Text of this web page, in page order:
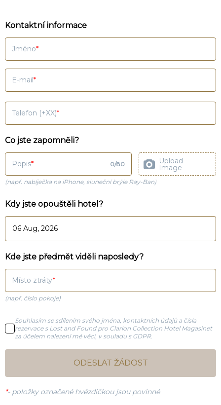
Kontaktní informace
Jméno
E-mail
Telefon (+XX)
Co jste zapomněli?
Popis 0/80 Upload
Image
(např. nabíječka na iPhone, sluneční brýle Ray-Ban)
Kdy jste opouštěli hotel?
Kde jste předmět viděli naposledy?
Místo ztráty
(např. číslo pokoje)
Souhlasím se sdílením svého jména, kontaktních údajů a čísla
rezervace s Lost and Found pro Clarion Collection Hotel Magasinet
za účelem nalezení mé věci, v souladu s GDPR.
ODESLAT ŽÁDOST
*- položky označené hvězdičkou jsou povinné